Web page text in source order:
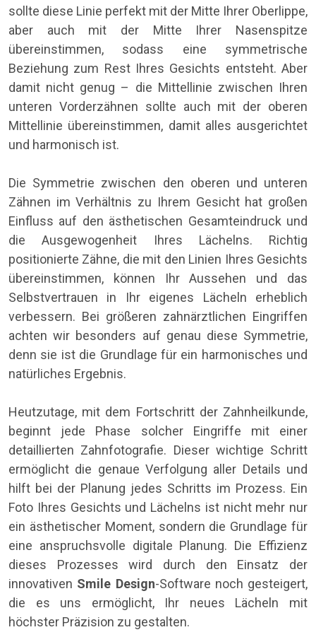
sollte diese Linie perfekt mit der Mitte Ihrer Oberlippe,
aber auch mit der Mitte Ihrer Nasenspitze
übereinstimmen, sodass eine symmetrische
Beziehung zum Rest Ihres Gesichts entsteht. Aber
damit nicht genug – die Mittellinie zwischen Ihren
unteren Vorderzähnen sollte auch mit der oberen
Mittellinie übereinstimmen, damit alles ausgerichtet
und harmonisch ist.
Die Symmetrie zwischen den oberen und unteren
Zähnen im Verhältnis zu Ihrem Gesicht hat großen
Einfluss auf den ästhetischen Gesamteindruck und
die Ausgewogenheit Ihres Lächelns. Richtig
positionierte Zähne, die mit den Linien Ihres Gesichts
übereinstimmen, können Ihr Aussehen und das
Selbstvertrauen in Ihr eigenes Lächeln erheblich
verbessern. Bei größeren zahnärztlichen Eingriffen
achten wir besonders auf genau diese Symmetrie,
denn sie ist die Grundlage für ein harmonisches und
natürliches Ergebnis.
Heutzutage, mit dem Fortschritt der Zahnheilkunde,
beginnt jede Phase solcher Eingriffe mit einer
detaillierten Zahnfotografie. Dieser wichtige Schritt
ermöglicht die genaue Verfolgung aller Details und
hilft bei der Planung jedes Schritts im Prozess. Ein
Foto Ihres Gesichts und Lächelns ist nicht mehr nur
ein ästhetischer Moment, sondern die Grundlage für
eine anspruchsvolle digitale Planung. Die Effizienz
dieses Prozesses wird durch den Einsatz der
innovativen Smile Design-Software noch gesteigert,
die es uns ermöglicht, Ihr neues Lächeln mit
höchster Präzision zu gestalten.